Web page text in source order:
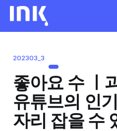
202303_3
좋아요 수 ㅣ
유튜브의 인
자리 잡을 수